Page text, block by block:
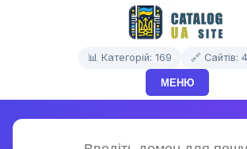
📊 Категорій: 169 🔗 Сайтів:
МЕНЮ